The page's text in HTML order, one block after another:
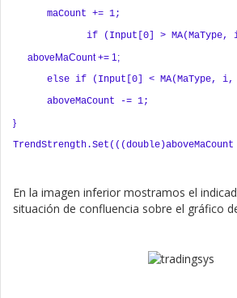
maCount += 1;
if (Input[0] > MA(MaType,
aboveMaCount += 1;
else if (Input[0] < MA(MaType, i,
aboveMaCount -= 1;
}
En la imagen inferior mostramos el
situación de confluencia sobre el gráfico